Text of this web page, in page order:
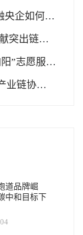
略与民生需求
单位”奖项
普公益志愿活动
长新动能
道品牌崛
中和目标下